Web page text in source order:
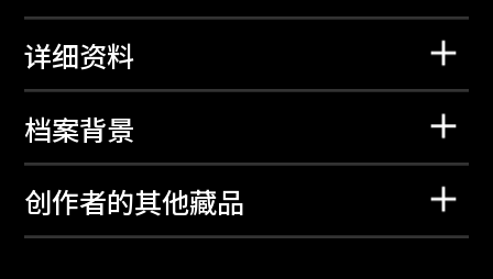
详细资料
档案背景
创作者的其他藏品